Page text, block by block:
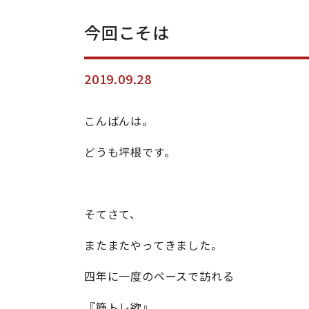
今回こそは
2019.09.28
こんばんは。
どうも坪根です。
そてさて、
またまたやってきました。
四年に一度のペースで訪れる